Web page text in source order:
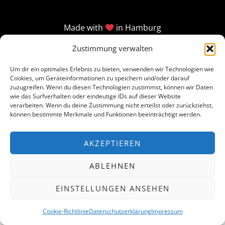
Zustimmung verwalten
Um dir ein optimales Erlebnis zu bieten, verwenden wir Technologien wie
Cookies, um Geräteinformationen zu speichern und/oder darauf
zuzugreifen. Wenn du diesen Technologien zustimmst, können wir Daten
wie das Surfverhalten oder eindeutige IDs auf dieser Website
verarbeiten. Wenn du deine Zustimmung nicht erteilst oder zurückziehst,
können bestimmte Merkmale und Funktionen beeinträchtigt werden.
AKZEPTIEREN
ABLEHNEN
EINSTELLUNGEN ANSEHEN
Cookie-RichtlinieDatenschutzerklärungImpressum
Made with in Hamburg